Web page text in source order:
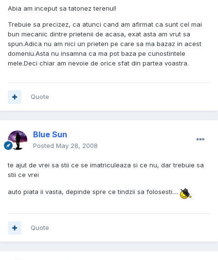
Abia am inceput sa tatonez terenul!
Trebuie sa precizez, ca atunci cand am afirmat ca sunt cel mai
bun mecanic dintre prietenii de acasa, exat asta am vrut sa
spun.Adica nu am nici un prieten pe care sa ma bazaz in acest
domeniu.Asta nu insamna ca ma pot baza pe cunostintele
mele.Deci chiar am nevoie de orice sfat din partea voastra.
Quote
Blue Sun
Posted May 28, 2008
te ajut de vrei sa stii ce se imatriculeaza si ce nu, dar trebuie sa
stii ce vrei
auto piata ii vasta, depinde spre ce tindzii sa folosesti....
Quote